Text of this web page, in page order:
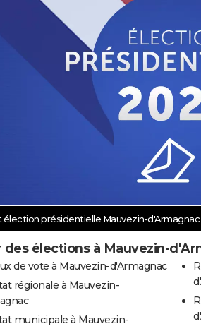
élection présidentielle Mauvezin-d'Armagnac
des élections à Mauvezin-
de vote à Mauvezin-d'Armagnac
régionale à Mauvezin-
municipale à Mauvezin-